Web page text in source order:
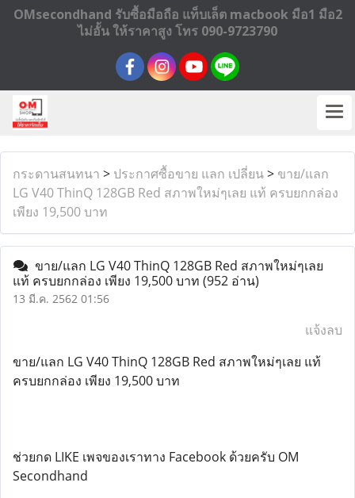
OMsecondhand รับซื้อมือถือ แท็บเล็ต macbook มือ1 มือ2
ไม่อั้น ให้ราคาสูง โทร 090-9723790
กระดานสนทนา > ประกาศซื้อขาย แลก เปลี่ยน> ขาย/แลก
LG V40 ThinQ 128GB Red สภาพใหม่ๆเลย แท้ ครบยกกล่อง
เพียง 19,500 บาท
ขาย/แลก LG V40 ThinQ 128GB Red สภาพใหม่ๆเลย
แท้ ครบยกกล่อง เพียง 19,500 บาท (952 อ่าน)
13 มี.ค. 2562 01:56
แจ้งลบ
ขาย/แลก LG V40 ThinQ 128GB Red สภาพใหม่ๆเลย แท้
ครบยกกล่อง เพียง 19,500 บาท
ช่วยกด LIKE เพจของเราทาง Facebook ด้วยครับ OM
Secondhand